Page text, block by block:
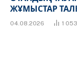
ЖҰМЫСТАР
04.08.2026 1 053